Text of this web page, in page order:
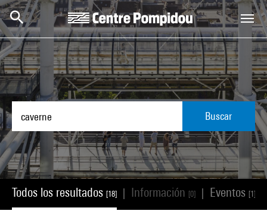
Skip to main content
Centre Pompidou
Buscar
Todos los resultados [18] Información [0] Eventos [1]